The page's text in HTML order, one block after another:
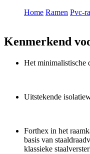
Home Ramen Pvc-
Kenmerkend
Het minimalistische
Uitstekende
Forthex in het
basis van
klassieke